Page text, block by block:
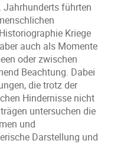
Jahrhunderts führten
Kriege
auch als Momente
oder zwischen
Beachtung. Dabei
die trotz der
Hindernisse nicht
untersuchen die
und
Darstellung und